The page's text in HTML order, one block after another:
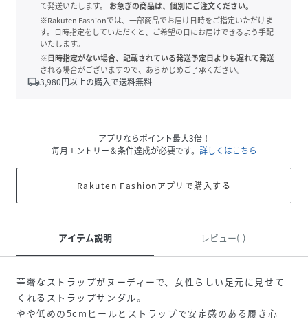
て発送いたします。
お急ぎの商品は、個別にご注文ください。
※Rakuten Fashionでは、一部商品でお届け日時をご指定いただけま
す。日時指定をしていただくと、ご希望の日にお届けできるよう手配
いたします。
※日時指定がない場合、記載されている発送予定日よりも遅れて発送
される場合がございますので、あらかじめご了承ください。
local_shipping3,980円以上の購入で送料無料
アプリならポイント最大3倍！
毎月エントリー＆条件達成が必要です。 詳しくはこちら
Rakuten Fashionアプリで購入する
アイテム説明 レビュー(-)
華奢なストラップがヌーディーで、女性らしい足元に見せて
くれるストラップサンダル。
やや低めの5cmヒールとストラップで安定感のある履き心